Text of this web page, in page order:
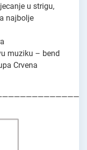
u strigu,
najbolje
muziku – bend
Crvena